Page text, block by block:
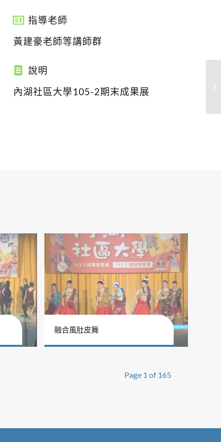
指導老師
黃建豪老師等講師群
說明
內湖社區大學105-2期末成果展
融合風肚皮舞
Page 1 of 165